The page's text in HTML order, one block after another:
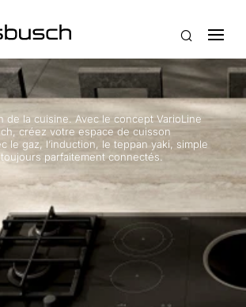
de la cuisine. Avec le concept VarioLine
créez votre espace de cuisson
le gaz, l’induction, le teppan yaki, simple
parfaitement connectés.